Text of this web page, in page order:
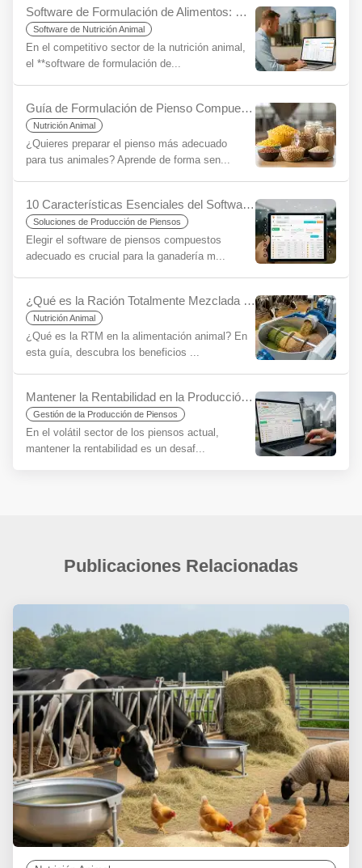
Software de Formulación de Alimentos: Clave para la Eficiencia y Rentabilidad
Software de Nutrición Animal
En el competitivo sector de la nutrición animal,
el **software de formulación de...
Guía de Formulación de Pienso Compuesto para Principiantes
Nutrición Animal
¿Quieres preparar el pienso más adecuado
para tus animales? Aprende de forma sen...
10 Características Esenciales del Software de Piensos Compuestos y la Diferencia YemYap
Soluciones de Producción de Piensos
Elegir el software de piensos compuestos
adecuado es crucial para la ganadería m...
¿Qué es la Ración Totalmente Mezclada (RTM) para Principiantes?
Nutrición Animal
¿Qué es la RTM en la alimentación animal? En
esta guía, descubra los beneficios ...
Mantener la Rentabilidad en la Producción de Piensos en la Era de la Incertidumbre: La Importancia Estratégica del Software de Raciones
Gestión de la Producción de Piensos
En el volátil sector de los piensos actual,
mantener la rentabilidad es un desaf...
Publicaciones Relacionadas